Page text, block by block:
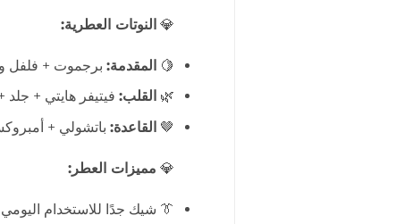
💎 النوتات العطرية:
🍋 المقدمة: برجموت + فلفل
🌿 القلب: فيتيفر هايتي +
🤎 القاعدة: باتشولي +
💎 مميزات العطر:
👔 شيك جدًا للاستخدام اليومي